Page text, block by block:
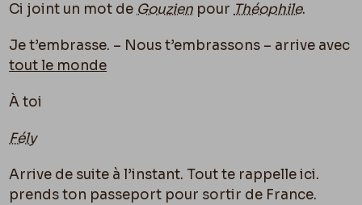
Ci joint un mot deGouzien pourThéophile.
Je t’embrasse. – Nous t’embrassons – arrive avec
tout le monde
À toi
Fély
Arrive de suite à l’instant. Tout te rappelle ici.
prends ton passeport pour sortir de France.